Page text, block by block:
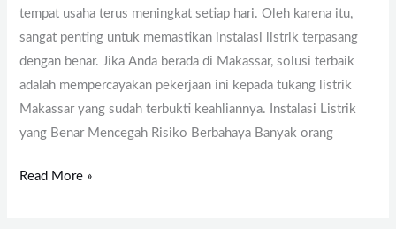
tempat usaha terus meningkat setiap hari. Oleh karena itu,
sangat penting untuk memastikan instalasi listrik terpasang
dengan benar. Jika Anda berada di Makassar, solusi terbaik
adalah mempercayakan pekerjaan ini kepada tukang listrik
Makassar yang sudah terbukti keahliannya. Instalasi Listrik
yang Benar Mencegah Risiko Berbahaya Banyak orang
Read More »